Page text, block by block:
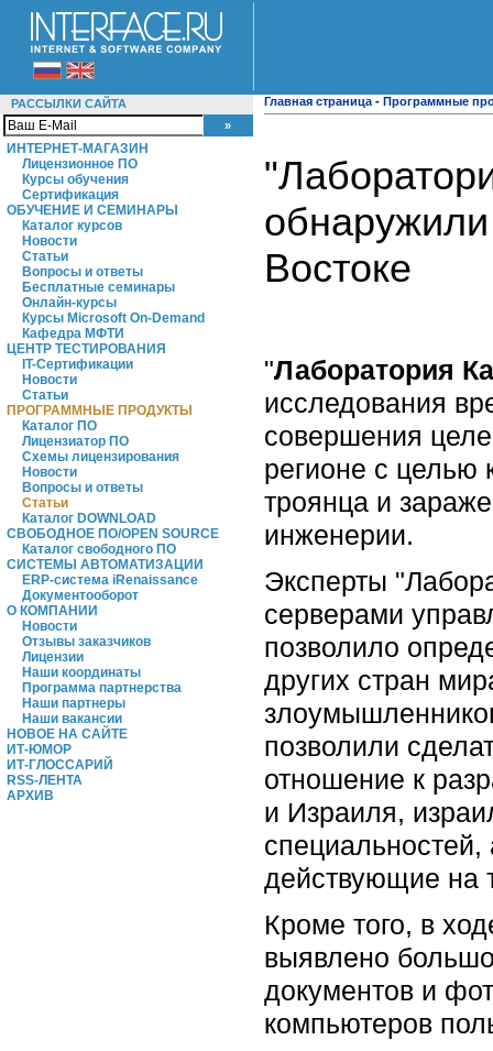
РАССЫЛКИ САЙТА
ИНТЕРНЕТ-МАГАЗИН
Лицензионное ПО
Курсы обучения
Сертификация
ОБУЧЕНИЕ И СЕМИНАРЫ
Каталог курсов
Новости
Статьи
Вопросы и ответы
Бесплатные семинары
Онлайн-курсы
Курсы Microsoft On-Demand
Кафедра МФТИ
ЦЕНТР ТЕСТИРОВАНИЯ
IT-Сертификации
Новости
Статьи
ПРОГРАММНЫЕ ПРОДУКТЫ
Каталог ПО
Лицензиатор ПО
Схемы лицензирования
Новости
Вопросы и ответы
Статьи
Каталог DOWNLOAD
СВОБОДНОЕ ПО/OPEN SOURCE
Каталог свободного ПО
СИСТЕМЫ АВТОМАТИЗАЦИИ
ERP-система iRenaissance
Документооборот
О КОМПАНИИ
Новости
Отзывы заказчиков
Лицензии
Наши координаты
Программа партнерства
Наши партнеры
Наши вакансии
НОВОЕ НА САЙТЕ
ИТ-ЮМОР
ИТ-ГЛОССАРИЙ
RSS-ЛЕНТА
АРХИВ
Главная страница - Программные
Востоке
"Лаборатория
исследования
совершения
регионе с
троянца и
инженерии.
Эксперты
серверами
позволило
других стран
позволили
отношение к
и Израиля,
действующие на
Кроме того, в
выявлено
документов и
компьютеров